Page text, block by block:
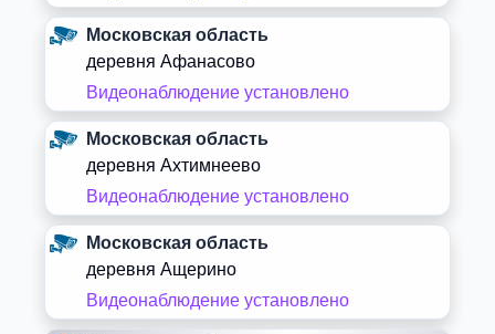
Московская область
деревня Афанасово
Видеонаблюдение установлено
Московская область
деревня Ахтимнеево
Видеонаблюдение установлено
Московская область
деревня Ащерино
Видеонаблюдение установлено